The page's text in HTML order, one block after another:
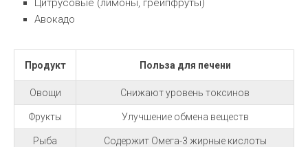
Цитрусовые (лимоны, грейпфруты)
Авокадо
Продукт Польза для печени
Овощи Снижают уровень токсинов
Фрукты Улучшение обмена веществ
Рыба Содержит Омега-3 жирные кислоты